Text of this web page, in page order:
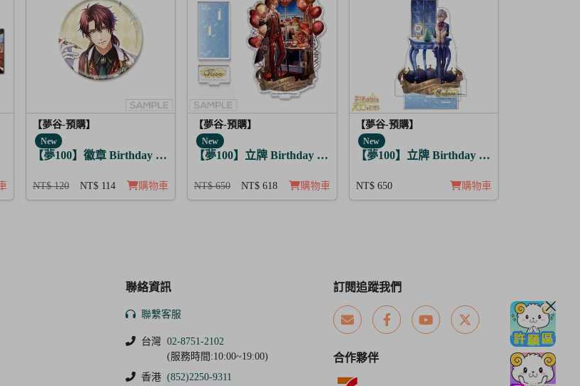
獸的咆哮 3入
【夢谷-預購】
New
【夢100】徽章 Birthday Story 路貝爾 日覺
NT$ 120 NT$ 114 購物車
【夢谷-預購】
New
【夢100】立牌 Birthday Story 利卡 月覺
NT$ 650 NT$ 618 購物車
【夢谷-預購】
New
【夢100】立牌 Birthday Story 修尼 月覺
NT$ 650 購物車
聯絡資訊
聯繫客服
台灣 02-8751-2102
(服務時間:10:00~19:00)
香港 (852)2250-9311
訂閱追蹤我們
合作夥伴